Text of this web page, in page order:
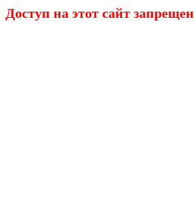
Доступ на этот сайт запрещен